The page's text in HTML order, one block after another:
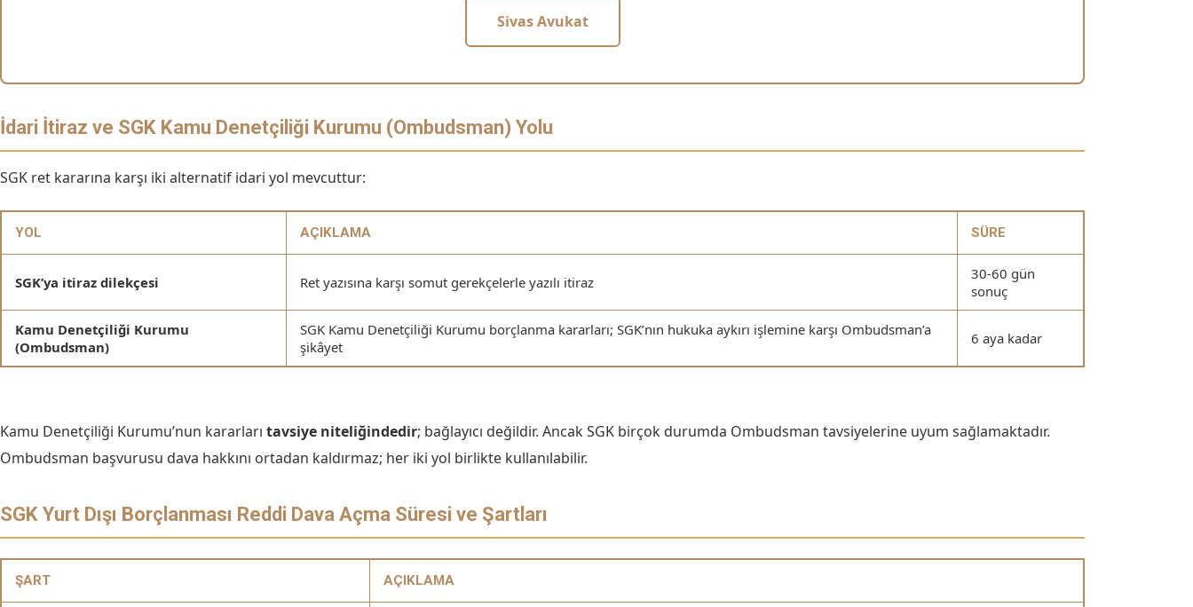
Sivas Avukat
İdari İtiraz ve SGK Kamu Denetçiliği Kurumu (Ombudsman) Yolu
SGK ret kararına karşı iki alternatif idari yol mevcuttur:
YOL AÇIKLAMA SÜRE
SGK’ya itiraz dilekçesi Ret yazısına karşı somut gerekçelerle yazılı itiraz
30-60 gün
sonuç
Kamu Denetçiliği Kurumu
(Ombudsman)
SGK Kamu Denetçiliği Kurumu borçlanma kararları; SGK’nın hukuka aykırı işlemine karşı Ombudsman’a
şikâyet
6 aya kadar
Kamu Denetçiliği Kurumu’nun kararları tavsiye niteliğindedir; bağlayıcı değildir. Ancak SGK birçok durumda Ombudsman tavsiyelerine uyum sağlamaktadır.
Ombudsman başvurusu dava hakkını ortadan kaldırmaz; her iki yol birlikte kullanılabilir.
SGK Yurt Dışı Borçlanması Reddi Dava Açma Süresi ve Şartları
ŞART AÇIKLAMA